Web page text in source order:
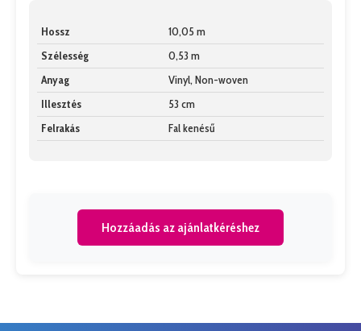
Hossz
10,05 m
Szélesség
0,53 m
Anyag
Vinyl, Non-woven
Illesztés
53 cm
Felrakás
Fal kenésű
Hozzáadás az ajánlatkéréshez